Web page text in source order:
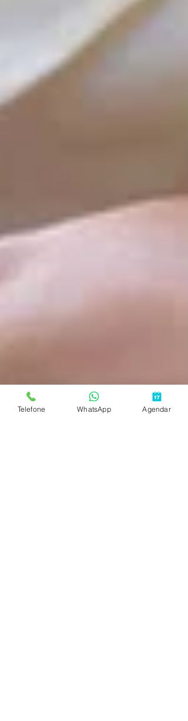
Telefone WhatsApp Agendar